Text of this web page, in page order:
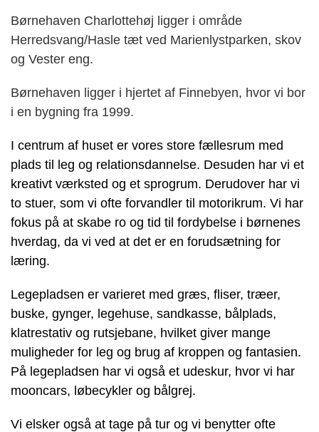
Børnehaven Charlottehøj ligger i område
Herredsvang/Hasle tæt ved Marienlystparken, skov
og Vester eng.
Børnehaven ligger i hjertet af Finnebyen, hvor vi bor
i en bygning fra 1999.
I centrum af huset er vores store fællesrum med
plads til leg og relationsdannelse. Desuden har vi et
kreativt værksted og et sprogrum. Derudover har vi
to stuer, som vi ofte forvandler til motorikrum. Vi har
fokus på at skabe ro og tid til fordybelse i børnenes
hverdag, da vi ved at det er en forudsætning for
læring.
Legepladsen er varieret med græs, fliser, træer,
buske, gynger, legehuse, sandkasse, bålplads,
klatrestativ og rutsjebane, hvilket giver mange
muligheder for leg og brug af kroppen og fantasien.
På legepladsen har vi også et udeskur, hvor vi har
mooncars, løbecykler og bålgrej.
Vi elsker også at tage på tur og vi benytter ofte